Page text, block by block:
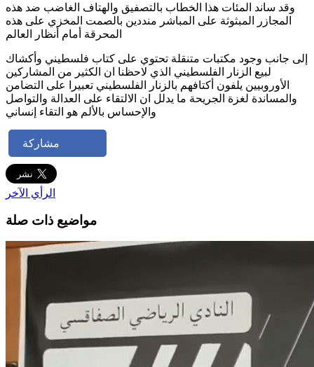
وقد ساند المئات هذا الخطاب بالتصفيق والهتاف الغاضب ضد هذه
المجازر المبثوثة على المباشر منددين بالصمت المخزي على هذه
المحرقة أمام أنظار العالم
إلى جانب وجود مكتبات متنقلة تحتوي على كتاب فلسطيني وأكشاك
لبيع الزنار الفلسطيني الذي لاحظنا ان الكثير من المشاركين
الأوروبيين يلفون أكتافهم بالزنار الفلسطيني تعبيرا على التضامن
والمساندة لغزة الجريحة ما يدلل ان الالتقاء على العدالة والتواصل
والإحساس بالألم هو التقاء إنساني
مشاركة
الرأي الآخر
مواضيع ذات صلة